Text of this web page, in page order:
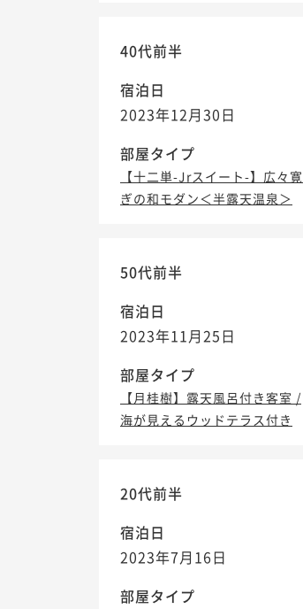
40代前半
宿泊日
2023年12月30日
部屋タイプ
【十二単-Jrスイート-】広々寛
ぎの和モダン＜半露天温泉＞
50代前半
宿泊日
2023年11月25日
部屋タイプ
【月桂樹】露天風呂付き客室 /
海が見えるウッドテラス付き
20代前半
宿泊日
2023年7月16日
部屋タイプ